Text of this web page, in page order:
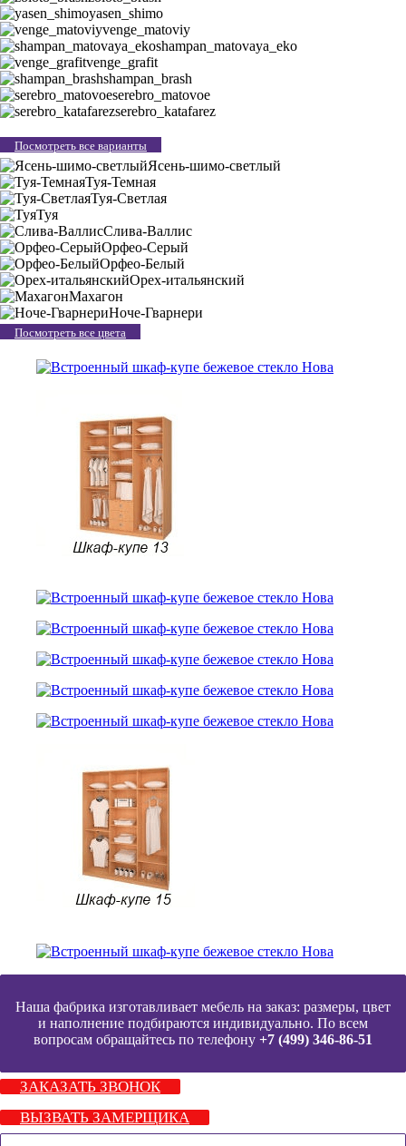
yasen_shimo
venge_matoviy
shampan_matovaya_eko
venge_grafit
shampan_brash
serebro_matovoe
serebro_katafarez
Посмотреть все варианты
Ясень-шимо-светлый
Туя-Темная
Туя-Светлая
Туя
Слива-Валлис
Орфео-Серый
Орфео-Белый
Орех-итальянский
Махагон
Ноче-Гварнери
Посмотреть все цвета
Наша фабрика изготавливает мебель на заказ: размеры, цвет
и наполнение подбираются индивидуально. По всем
вопросам обращайтесь по телефону +7 (499) 346-86-51
ЗАКАЗАТЬ ЗВОНОК
ВЫЗВАТЬ ЗАМЕРЩИКА